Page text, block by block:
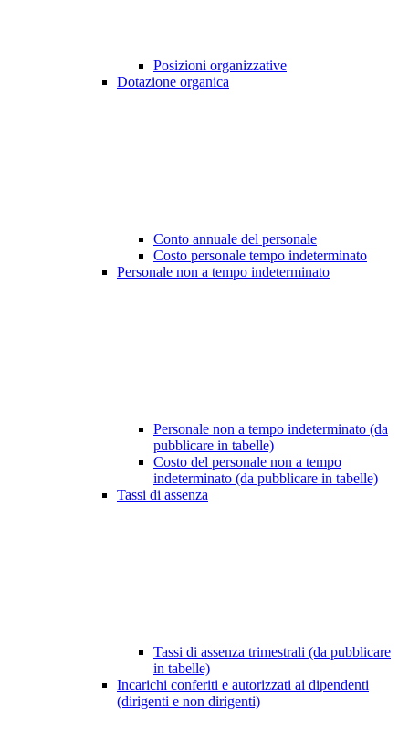
Posizioni organizzative
Dotazione organica
Conto annuale del personale
Costo personale tempo indeterminato
Personale non a tempo indeterminato
Personale non a tempo indeterminato (da
pubblicare in tabelle)
Costo del personale non a tempo
indeterminato (da pubblicare in tabelle)
Tassi di assenza
Tassi di assenza trimestrali (da pubblicare
in tabelle)
Incarichi conferiti e autorizzati ai dipendenti
(dirigenti e non dirigenti)